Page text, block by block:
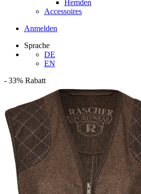
Hemden
Accessoires
Anmelden
Sprache
DE
EN
- 33% Rabatt